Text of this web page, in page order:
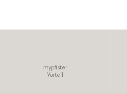
mypfister
Vorteil